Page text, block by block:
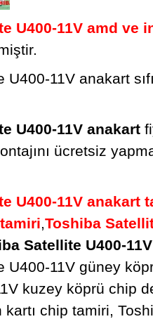
U400-11V amd ve
U400-11V anakart
U400-11V anakart
ücretsiz
U400-11V anakart
,Toshiba
Satellite U400-
U400-11V güney
kuzey köprü chip
kartı chip tamiri,